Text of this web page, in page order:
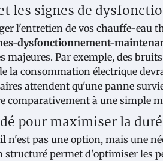
les signes de
l'entretien de vos chauffe-eau
dysfonctionnement-
majeures. Par exemple, des
la consommation électrique
attendent qu'une panne
comparativement à une simple
pour maximiser la
n'est pas une option, mais une
permet d'optimiser les